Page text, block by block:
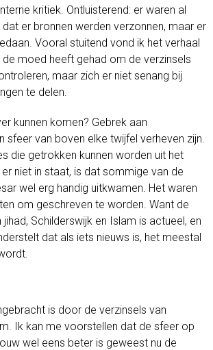
kritiek. Ontluisterend: er waren al
dat er bronnen werden verzonnen, maar er
Vooral stuitend vond ik het verhaal
de moed heeft gehad om de verzinsels
maar zich er niet senang bij
te delen.
kunnen komen? Gebrek aan
sfeer van boven elke twijfel verheven zijn.
die getrokken kunnen worden uit het
niet in staat, is dat sommige van de
wel erg handig uitkwamen. Het waren
om geschreven te worden. Want de
Schilderswijk en Islam is actueel, en
dat als iets nieuws is, het meestal
is door de verzinsels van
Ik kan me voorstellen dat de sfeer op
wel eens beter is geweest nu de